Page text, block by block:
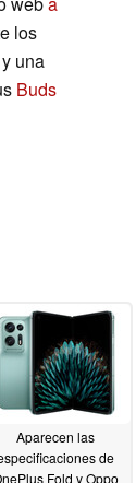
los
y una
Buds
Aparecen las
de
Fold y Oppo